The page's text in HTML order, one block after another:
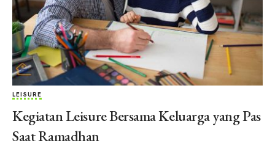
LEISURE
Kegiatan Leisure Bersama Keluarga yang Pas
Saat Ramadhan